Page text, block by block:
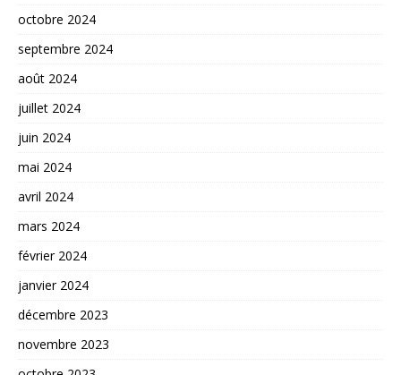
octobre 2024
septembre 2024
août 2024
juillet 2024
juin 2024
mai 2024
avril 2024
mars 2024
février 2024
janvier 2024
décembre 2023
novembre 2023